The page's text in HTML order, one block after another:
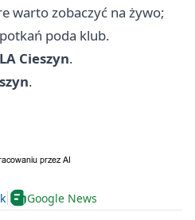
warto zobaczyć na żywo;
poda klub.
Cieszyn.
.
Google News